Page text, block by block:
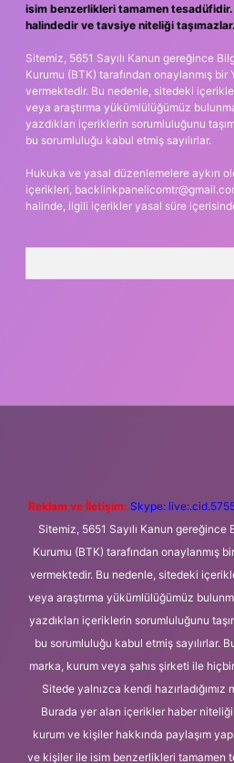
isim benzerlikleri tamamen
halindedir ve tavsiye niteliği taşımazlar.
Sitemiz, 5651 Sayılı Kanun gereğince
Kurumu (BTK) tarafından onaylanmış bir
vermektedir. Bu nedenle, sitedeki
veya araştırma yükümlülüğümüz
yazdıkları içeriklerin sorumluluğunu
bu sorumluluğu kabul etmiş sayılırlar.
Hukuka ve yasal düzenlemelere aykırı
içerikleri,
halinde, ilgili içerikler yasal süre
Reklam ve İletişim: Skype:
Sitemiz, 5651 Sayılı Kanun
Kurumu (BTK) tarafından onaylanmış
vermektedir. Bu nedenle, sitedeki
veya araştırma yükümlülüğümüz
yazdıkları içeriklerin sorumluluğunu
bu sorumluluğu kabul etmiş sayılırlar.
marka, kurum veya şahıs şirketi ile
Sitede yalnızca kendi hazırladığımız
Burada yer alan içerikler haber
kurum ve kişiler hakkında paylaşım
ve kişiler ile isim benzerlikleri tamamen